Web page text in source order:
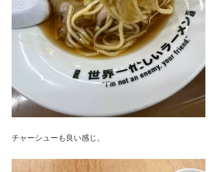
チャーシューも良い感じ。